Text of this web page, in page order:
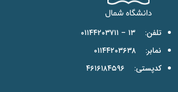
تلفن: ۱۳ – ۰۱۱۴۴۲۰۳۷۱۱
نمابر: ۰۱۱۴۴۲۰۳۶۳۸
کدپستی: ۴۶۱۶۱۸۴۵۹۶